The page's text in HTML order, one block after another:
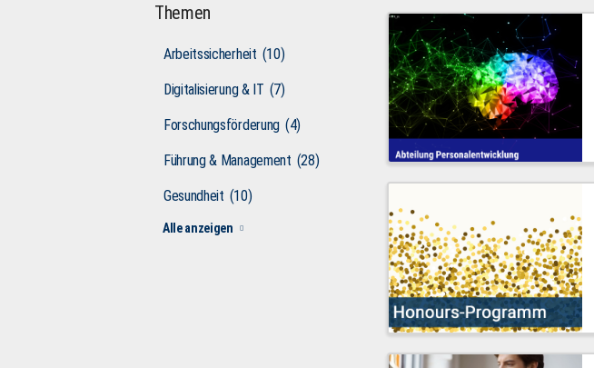
Themen
Arbeitssicherheit (10)
Digitalisierung & IT (7)
Forschungsförderung (4)
Führung & Management (28)
Gesundheit (10)
Alle anzeigen